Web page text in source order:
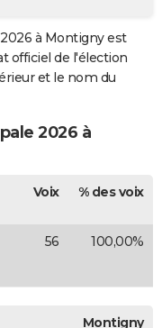
2026 à Montigny est
officiel de l'élection
et le nom du
2026 à
Voix % des voix
56 100,00%
Montigny